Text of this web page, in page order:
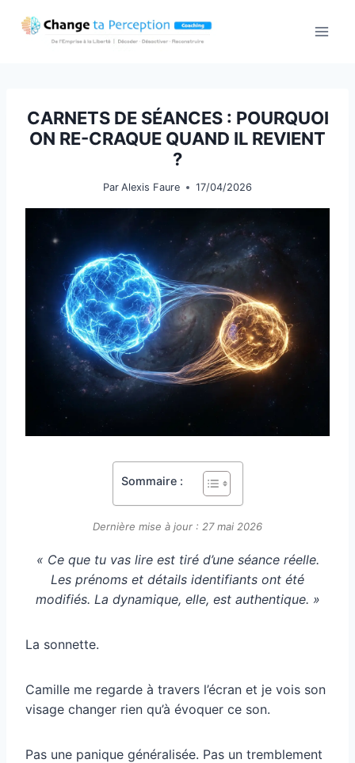
CARNETS DE SÉANCES : POURQUOI
ON RE-CRAQUE QUAND IL REVIENT
?
Par Alexis Faure 17/04/2026
Sommaire :
Dernière mise à jour : 27 mai 2026
« Ce que tu vas lire est tiré d’une séance réelle.
Les prénoms et détails identifiants ont été
modifiés. La dynamique, elle, est authentique. »
La sonnette.
Camille me regarde à travers l’écran et je vois son
visage changer rien qu’à évoquer ce son.
Pas une panique généralisée. Pas un tremblement